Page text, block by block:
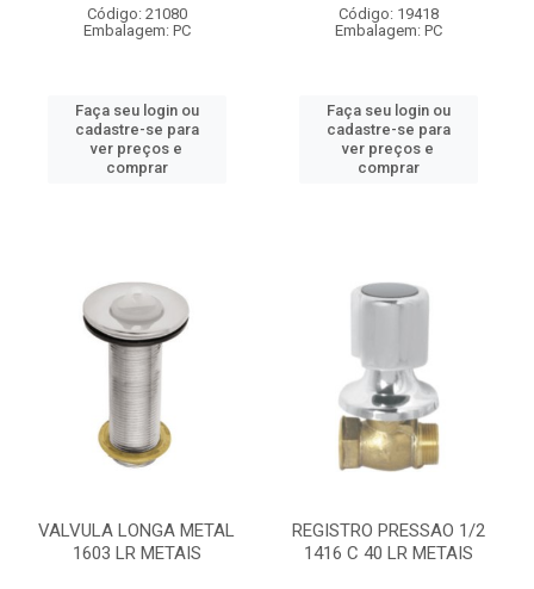
Código: 21080
Embalagem: PC
Faça seu login ou
cadastre-se para
ver preços e
comprar
Código: 19418
Embalagem: PC
Faça seu login ou
cadastre-se para
ver preços e
comprar
VALVULA LONGA METAL
1603 LR METAIS
REGISTRO PRESSAO 1/2
1416 C 40 LR METAIS